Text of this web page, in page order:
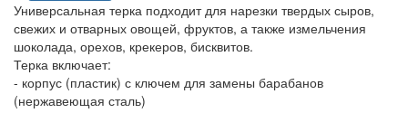
Универсальная терка подходит для нарезки твердых сыров,
свежих и отварных овощей, фруктов, а также измельчения
шоколада, орехов, крекеров, бисквитов.
Терка включает:
- корпус (пластик) с ключем для замены барабанов
(нержавеющая сталь)